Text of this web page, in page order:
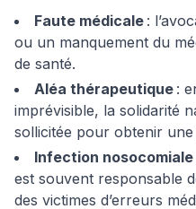
Faute médicale :
ou un manquement du
de santé.
Aléa thérapeutique :
imprévisible, la solidarité
sollicitée pour obtenir une
Infection nosocomiale
est souvent responsable
des victimes d’erreurs